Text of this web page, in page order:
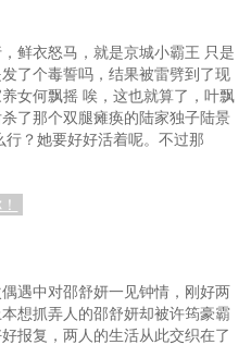
鲜衣怒马，就是京城小霸王 只是
了个毒誓吗，结果被雷劈到了现
女何飘摇 唉，这也就算了，叶飘
了那个双腿瘫痪的陆家独子陆景
？她要好好活着呢。不过那
遇中对邵舒妍一见钟情，刚好两
想抓弄人的邵舒妍却被许筠豪霸
报复，两人的生活从此交织在了